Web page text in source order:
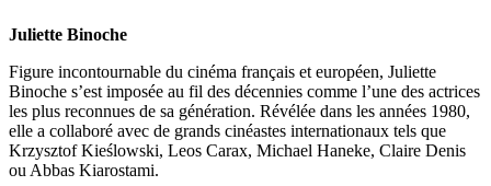
Juliette Binoche
Figure incontournable du cinéma français et européen, Juliette
Binoche s’est imposée au fil des décennies comme l’une des actrices
les plus reconnues de sa génération. Révélée dans les années 1980,
elle a collaboré avec de grands cinéastes internationaux tels que
Krzysztof Kieślowski, Leos Carax, Michael Haneke, Claire Denis
ou Abbas Kiarostami.